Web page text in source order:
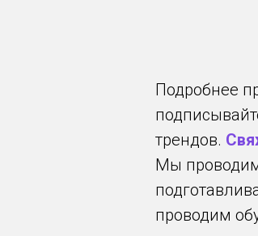
Подробнее
трендов.
Мы проводим
проводим